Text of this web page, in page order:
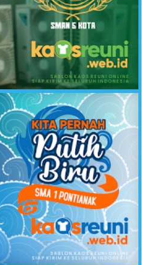
Botol SMA 5 Kota - Kaos Reuni
SMA 1 Pontianak - Kaos Reuni